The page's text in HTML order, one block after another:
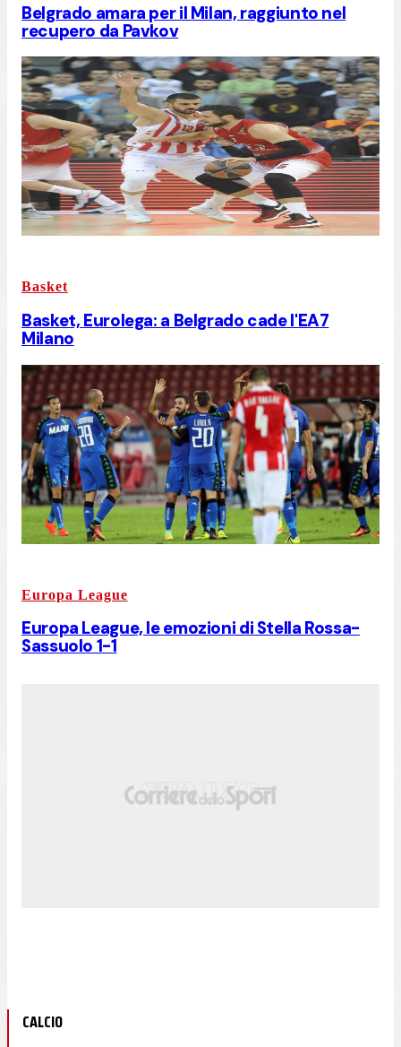
Belgrado amara per il Milan, raggiunto nel
recupero da Pavkov
Basket
Basket, Eurolega: a Belgrado cade l'EA7
Milano
Europa League
Europa League, le emozioni di Stella Rossa-
Sassuolo 1-1
CALCIO